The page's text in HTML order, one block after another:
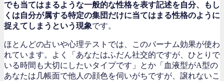
でも当てはまるような一般的な性格を表す記述を自分、もし
くは自分が属する特定の集団だけに当てはまる性格のように
捉えてしまうという現象です。
ほとんどの占いや心理テストでは、このバーナム効果が使わ
れています。よく「あなたはふだん社交的ですが、ひとりで
いる時間も大切にしたいタイプです」とか「血液型がA型の
あなたは几帳面で他人の顔色を伺いがちですが、譲れないこ